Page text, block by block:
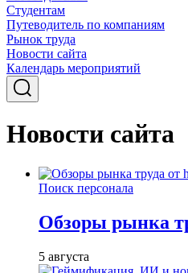
Студентам
Путеводитель по компаниям
Рынок труда
Новости сайта
Календарь мероприятий
Новости сайта
Поиск персонала
Обзоры рынка
5 августа